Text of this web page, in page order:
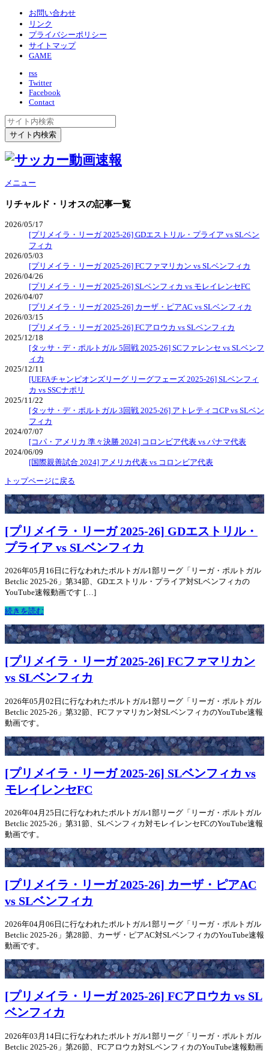
お問い合わせ
リンク
プライバシーポリシー
サイトマップ
GAME
rss
Twitter
Facebook
Contact
メニュー
リチャルド・リオスの記事一覧
2026/05/17
[プリメイラ・リーガ 2025-26] GDエストリル・プライア vs SLベン
フィカ
2026/05/03
[プリメイラ・リーガ 2025-26] FCファマリカン vs SLベンフィカ
2026/04/26
[プリメイラ・リーガ 2025-26] SLベンフィカ vs モレイレンセFC
2026/04/07
[プリメイラ・リーガ 2025-26] カーザ・ピアAC vs SLベンフィカ
2026/03/15
[プリメイラ・リーガ 2025-26] FCアロウカ vs SLベンフィカ
2025/12/18
[タッサ・デ・ポルトガル 5回戦 2025-26] SCファレンセ vs SLベンフ
ィカ
2025/12/11
[UEFAチャンピオンズリーグ リーグフェーズ 2025-26] SLベンフィ
カ vs SSCナポリ
2025/11/22
[タッサ・デ・ポルトガル 3回戦 2025-26] アトレティコCP vs SLベン
フィカ
2024/07/07
[コパ・アメリカ 準々決勝 2024] コロンビア代表 vs パナマ代表
2024/06/09
[国際親善試合 2024] アメリカ代表 vs コロンビア代表
トップページに戻る
[プリメイラ・リーガ 2025-26] GDエストリル・
プライア vs SLベンフィカ
2026年05月16日に行なわれたポルトガル1部リーグ「リーガ・ポルトガル
Betclic 2025-26」第34節、GDエストリル・プライア対SLベンフィカの
YouTube速報動画です […]
続きを読む
[プリメイラ・リーガ 2025-26] FCファマリカン
vs SLベンフィカ
2026年05月02日に行なわれたポルトガル1部リーグ「リーガ・ポルトガル
Betclic 2025-26」第32節、FCファマリカン対SLベンフィカのYouTube速報
動画です。
[プリメイラ・リーガ 2025-26] SLベンフィカ vs
モレイレンセFC
2026年04月25日に行なわれたポルトガル1部リーグ「リーガ・ポルトガル
Betclic 2025-26」第31節、SLベンフィカ対モレイレンセFCのYouTube速報
動画です。
[プリメイラ・リーガ 2025-26] カーザ・ピアAC
vs SLベンフィカ
2026年04月06日に行なわれたポルトガル1部リーグ「リーガ・ポルトガル
Betclic 2025-26」第28節、カーザ・ピアAC対SLベンフィカのYouTube速報
動画です。
[プリメイラ・リーガ 2025-26] FCアロウカ vs SL
ベンフィカ
2026年03月14日に行なわれたポルトガル1部リーグ「リーガ・ポルトガル
Betclic 2025-26」第26節、FCアロウカ対SLベンフィカのYouTube速報動画